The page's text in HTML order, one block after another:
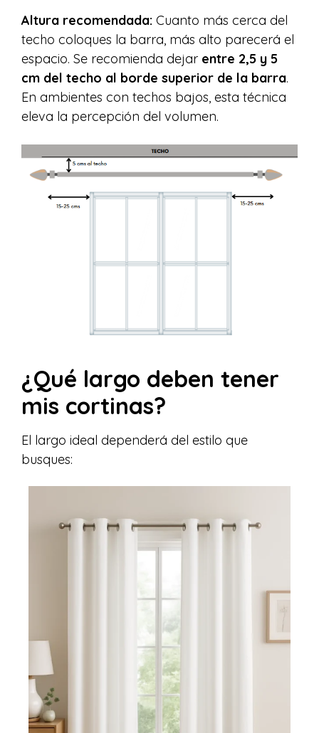
Altura recomendada: Cuanto más cerca del
techo coloques la barra, más alto parecerá el
espacio. Se recomienda dejar entre 2,5 y 5
cm del techo al borde superior de la barra.
En ambientes con techos bajos, esta técnica
eleva la percepción del volumen.
¿Qué largo deben tener
mis cortinas?
El largo ideal dependerá del estilo que
busques: